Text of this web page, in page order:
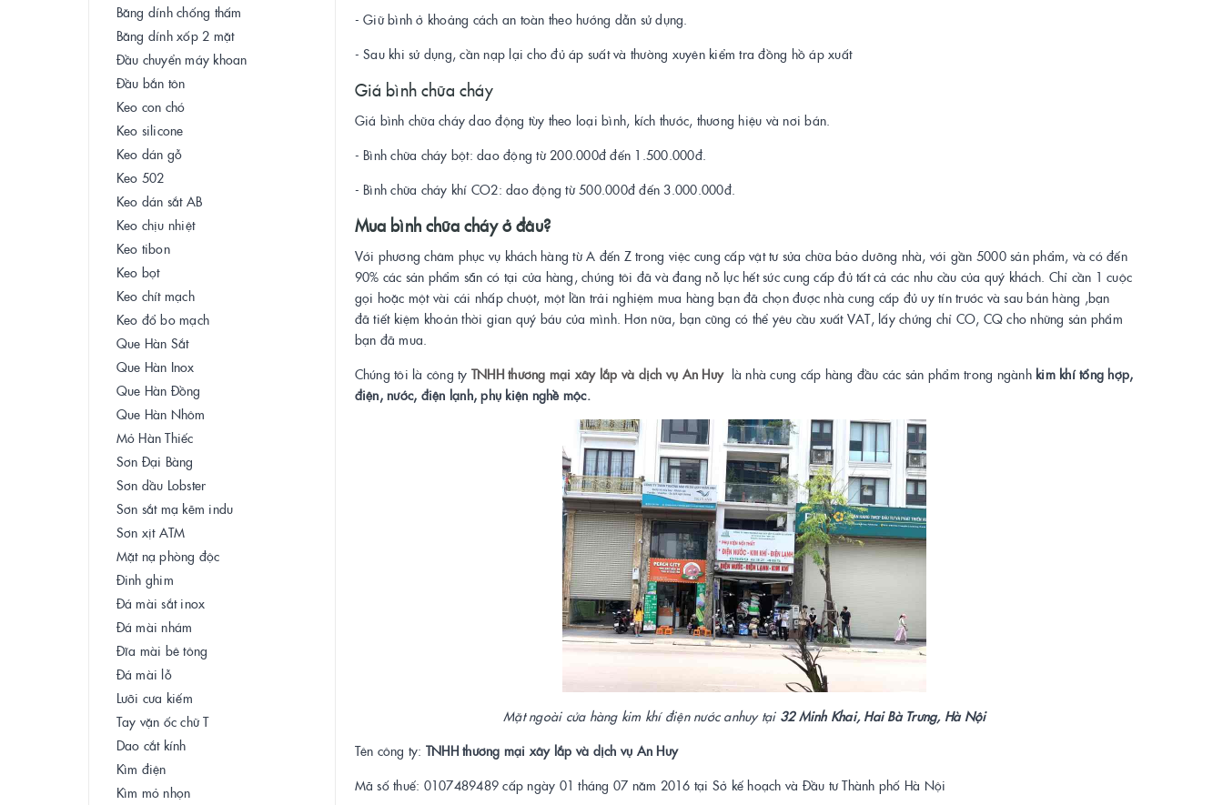
- Giữ bình ở khoảng cách an toàn theo hướng dẫn sử dụng.
- Sau khi sử dụng, cần nạp lại cho đủ áp suất và thường xuyên kiểm tra đồng hồ áp xuất
Giá bình chữa cháy
Giá bình chữa cháy dao động tùy theo loại bình, kích thước, thương hiệu và nơi bán.
- Bình chữa cháy bột: dao động từ 200.000đ đến 1.500.000đ.
- Bình chữa cháy khí CO2: dao động từ 500.000đ đến 3.000.000đ.
Mua bình chữa cháy ở đâu?
Với phương châm phục vụ khách hàng từ A đến Z trong việc cung cấp vật tư sửa chữa bảo dưỡng nhà, với gần 5000 sản phẩm, và có đến
90% các sản phẩm sẵn có tại cửa hàng, chúng tôi đã và đang nỗ lực hết sức cung cấp đủ tất cả các nhu cầu của quý khách. Chỉ cần 1 cuộc
gọi hoặc một vài cái nhấp chuột, một lần trải nghiệm mua hàng bạn đã chọn được nhà cung cấp đủ uy tín trước và sau bán hàng ,bạn
đã tiết kiệm khoản thời gian quý báu của mình. Hơn nữa, bạn cũng có thể yêu cầu xuất VAT, lấy chứng chỉ CO, CQ cho những sản phẩm
bạn đã mua.
Chúng tôi là công ty TNHH thương mại xây lắp và dịch vụ An Huy là nhà cung cấp hàng đầu các sản phẩm trong ngànhkim khí tổng hợp,
điện, nước, điện lạnh, phụ kiện nghề mộc.
Mặt ngoài cửa hàng kim khí điện nước anhuy tại 32 Minh Khai, Hai Bà Trưng, Hà Nội
Tên công ty: TNHH thương mại xây lắp và dịch vụ An Huy
Mã số thuế: 0107489489 cấp ngày 01 tháng 07 năm 2016 tại Sở kế hoạch và Đầu tư Thành phố Hà Nội
Băng dính chống thấm
Băng dính xốp 2 mặt
Đầu chuyển máy khoan
Đầu bắn tôn
Keo con chó
Keo silicone
Keo dán gỗ
Keo 502
Keo dán sắt AB
Keo chịu nhiệt
Keo tibon
Keo bọt
Keo chít mạch
Keo đổ bo mạch
Que Hàn Sắt
Que Hàn Inox
Que Hàn Đồng
Que Hàn Nhôm
Mỏ Hàn Thiếc
Sơn Đại Bàng
Sơn dầu Lobster
Sơn sắt mạ kẽm indu
Sơn xịt ATM
Mặt nạ phòng độc
Đinh ghim
Đá mài sắt inox
Đá mài nhám
Đĩa mài bê tông
Đá mài lỗ
Lưỡi cưa kiếm
Tay vặn ốc chữ T
Dao cắt kính
Kìm điện
Kìm mỏ nhọn